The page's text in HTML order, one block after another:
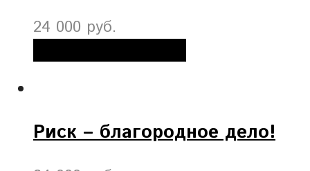
24 000 руб.
Риск – благородное дело!